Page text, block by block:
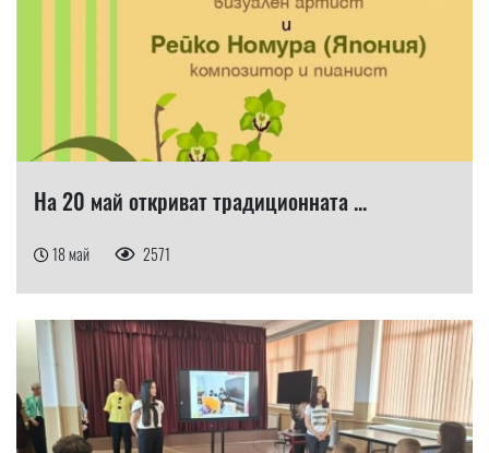
На 20 май откриват традиционната ...
18 май 2571